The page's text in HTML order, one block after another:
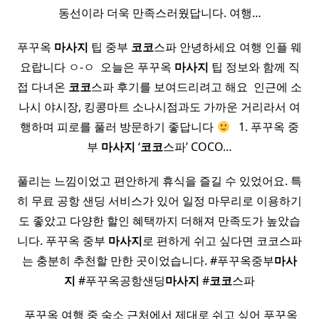
동선이라 더욱 만족스러웠답니다. 여행…
푸꾸옥 마사지 팁 중부 코코스파 안녕하세요 여행 인플 웨
요랍니다 ㅇ-ㅇ ​ 오늘은 푸꾸옥 마사지 팁 정보와 함께 직
접 다녀온 코코스파 후기를 보여드리려고 해요 ​ 인근에 소
나시 야시장, 킹콩마트 소나시점과도 가까운 거리라서 여
행하며 피로를 풀러 방문하기 좋답니다
​ ​ 1. 푸꾸옥 중
부 마사지 ‘코코스파’ COCO…
풀리는 느낌이었고 편안하게 휴식을 즐길 수 있었어요. 특
히 무료 공항 샌딩 서비스가 있어 일정 마무리로 이용하기
도 좋았고 다양한 할인 혜택까지 더해져 만족도가 높았습
니다. 푸꾸옥 중부 마사지로 편하게 쉬고 싶다면 코코스파
는 충분히 추천할 만한 곳이었습니다. #푸꾸옥중부마사
지 #푸꾸옥공항샌딩마사지 #코코스파
​ 푸꾸옥 여행 중 숙소 근처에서 제대로 쉬고 싶어 푸꾸옥